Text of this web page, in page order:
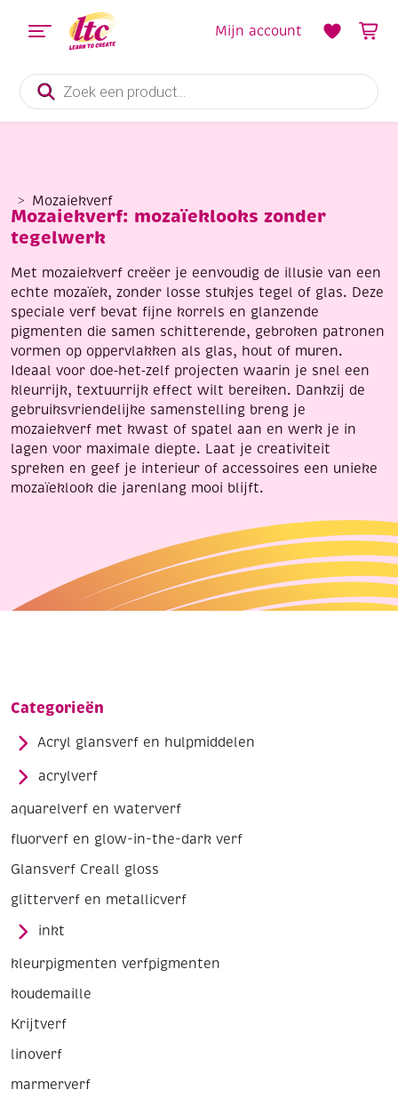
Producten
zoeken
Mijn account
Mozaiekverf
Mozaiekverf: mozaïeklooks zonder
tegelwerk
Met mozaiekverf creëer je eenvoudig de illusie van een
echte mozaïek, zonder losse stukjes tegel of glas. Deze
speciale verf bevat fijne korrels en glanzende
pigmenten die samen schitterende, gebroken patronen
vormen op oppervlakken als glas, hout of muren.
Ideaal voor doe‑het‑zelf projecten waarin je snel een
kleurrijk, textuurrijk effect wilt bereiken. Dankzij de
gebruiksvriendelijke samenstelling breng je
mozaiekverf met kwast of spatel aan en werk je in
lagen voor maximale diepte. Laat je creativiteit
spreken en geef je interieur of accessoires een unieke
mozaïeklook die jarenlang mooi blijft.
Categorieën
Acryl glansverf en hulpmiddelen
acrylverf
aquarelverf en waterverf
fluorverf en glow-in-the-dark verf
Glansverf Creall gloss
glitterverf en metallicverf
inkt
kleurpigmenten verfpigmenten
koudemaille
Krijtverf
linoverf
marmerverf